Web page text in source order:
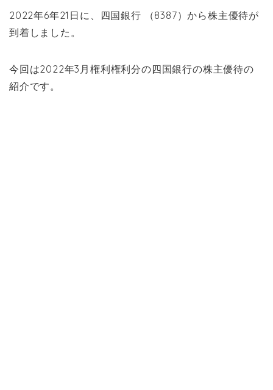
2022年6年21日に、四国銀行 （8387）から株主優待が
到着しました。
今回は2022年3月権利権利分の四国銀行の株主優待の
紹介です。